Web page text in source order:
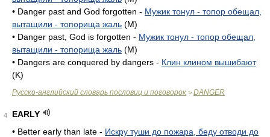
• Danger past and God forgotten - Мужик тонул - топор обещал,
вытащили - топорища жаль (M)
• Danger past, God is forgotten - Мужик тонул - топор обещал,
вытащили - топорища жаль (M)
• Dangers are conquered by dangers - Клин клином вышибают
(K)
Русско-английский словарь пословиц и поговорок > DANGER
4
EARLY
• Better early than late - Искру туши до пожара, беду отводи до